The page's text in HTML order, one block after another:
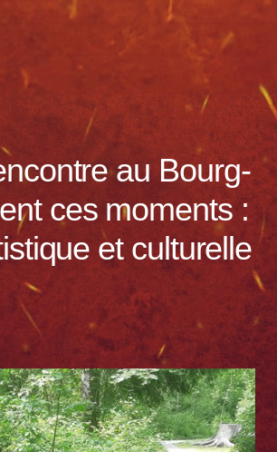
au Bourg-
ces moments :
et culturelle